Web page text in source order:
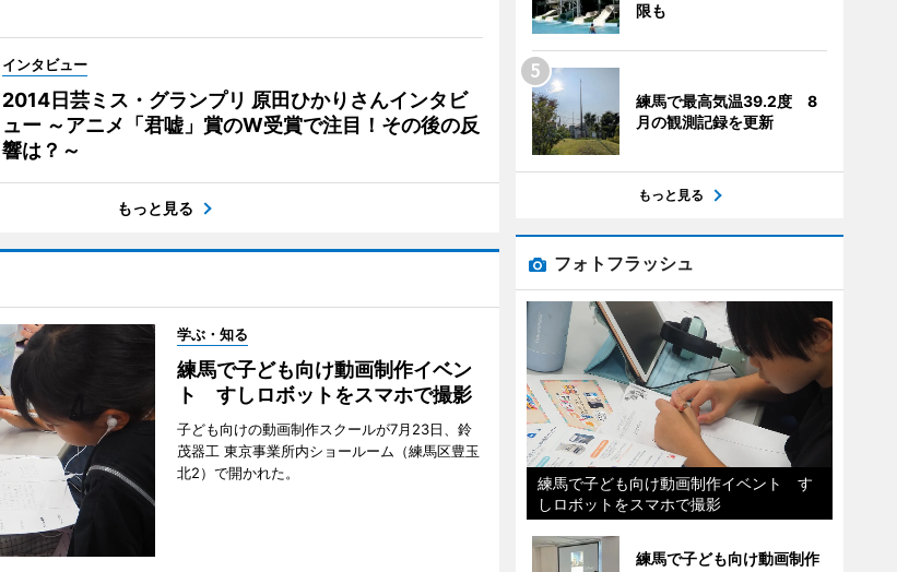
インタビュー
2014日芸ミス・グランプリ 原田ひかりさんインタビ
ュー ～アニメ「君嘘」賞のW受賞で注目！その後の反
響は？～
もっと見る
学ぶ・知る
練馬で子ども向け動画制作イベン
ト すしロボットをスマホで撮影
子ども向けの動画制作スクールが7月23日、鈴
茂器工 東京事業所内ショールーム（練馬区豊玉
北2）で開かれた。
限も
練馬で最高気温39.2度 8
月の観測記録を更新
もっと見る
フォトフラッシュ
練馬で子ども向け動画制作イベント す
しロボットをスマホで撮影
練馬で子ども向け動画制作